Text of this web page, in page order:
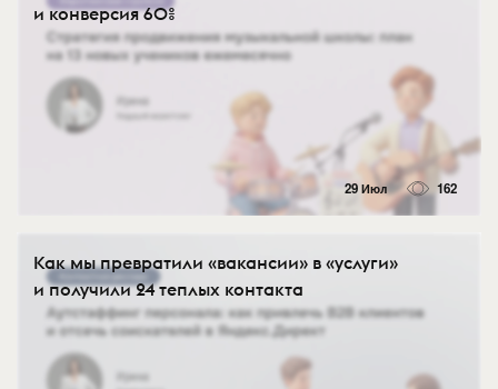
и конверсия 60%
29 Июл 162
Как мы превратили «вакансии» в «услуги»
и получили 24 теплых контакта